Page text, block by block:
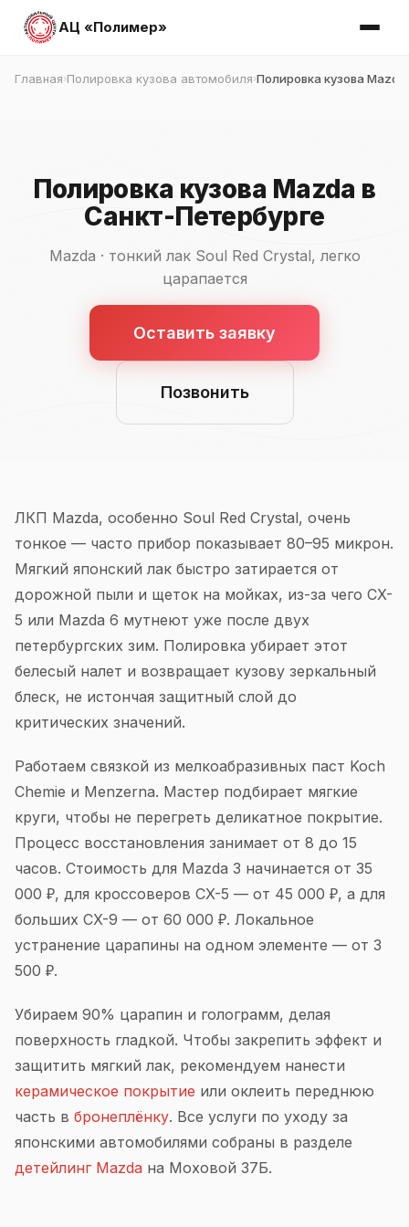
АЦ «Полимер»
Главная›Полировка кузова автомобиля›Полировка кузова
Полировка кузова Mazda в
Санкт-Петербурге
Mazda · тонкий лак Soul Red Crystal, легко
царапается
Оставить заявку
Позвонить
ЛКП Mazda, особенно Soul Red Crystal, очень
тонкое — часто прибор показывает 80–95 микрон.
Мягкий японский лак быстро затирается от
дорожной пыли и щеток на мойках, из-за чего CX-
5 или Mazda 6 мутнеют уже после двух
петербургских зим. Полировка убирает этот
белесый налет и возвращает кузову зеркальный
блеск, не истончая защитный слой до
критических значений.
Работаем связкой из мелкоабразивных паст Koch
Chemie и Menzerna. Мастер подбирает мягкие
круги, чтобы не перегреть деликатное покрытие.
Процесс восстановления занимает от 8 до 15
часов. Стоимость для Mazda 3 начинается от 35
000 ₽, для кроссоверов CX-5 — от 45 000 ₽, а для
больших CX-9 — от 60 000 ₽. Локальное
устранение царапины на одном элементе — от 3
500 ₽.
Убираем 90% царапин и голограмм, делая
поверхность гладкой. Чтобы закрепить эффект и
защитить мягкий лак, рекомендуем нанести
керамическое покрытие или оклеить переднюю
часть в бронеплёнку. Все услуги по уходу за
японскими автомобилями собраны в разделе
детейлинг Mazda на Моховой 37Б.